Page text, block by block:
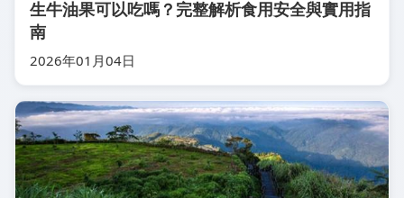
生牛油果可以吃嗎？完整解析食用安全與實用指
南
2026年01月04日